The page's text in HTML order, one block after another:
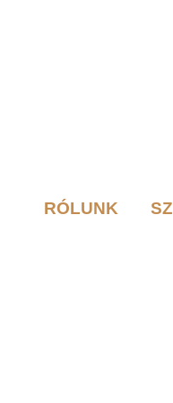
RÓLUNK